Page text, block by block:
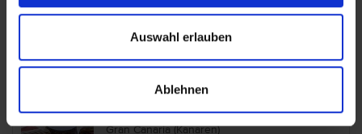
Auswahl erlauben
Ablehnen
Gran Canaria (Kanaren)
Spanien – Las Palmas Stadt
Gran Canaria (Kanaren)